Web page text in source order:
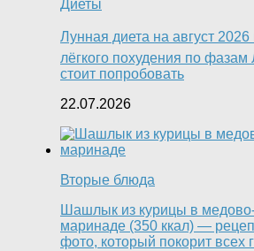
Диеты
Лунная диета на август 2026
лёгкого похудения по
стоит попробовать
22.07.2026
Вторые блюда
Шашлык из курицы в
маринаде (350 ккал) —
фото, который покорит всех